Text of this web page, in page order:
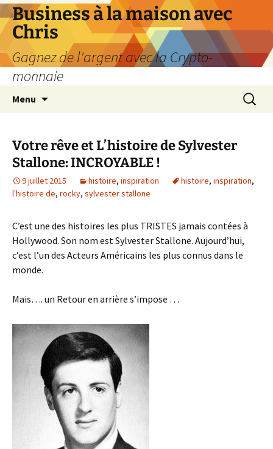
Business à la maison avec
Chris
Gagnez de l'argent avec la Crypto-
monnaie
Menu
Votre rêve et L’histoire de Sylvester
Stallone: INCROYABLE !
9 juillet 2015 histoire, inspiration histoire, inspiration,
l'histoire de, rocky, sylvester stallone
C’est une des histoires les plus TRISTES jamais contées à
Hollywood. Son nom est Sylvester Stallone. Aujourd’hui,
c’est l’un des Acteurs Américains les plus connus dans le
monde.
Mais…. un Retour en arrière s’impose …